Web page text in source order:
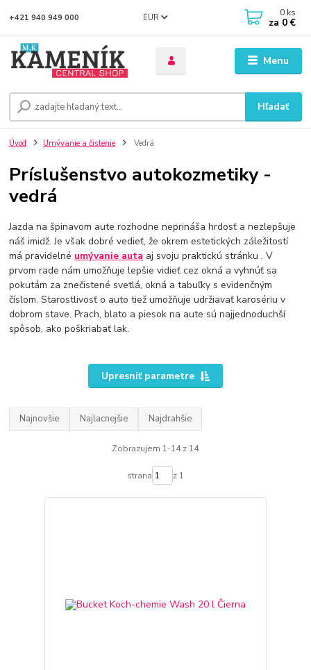
Menu
EUR
Hľadať
+421 940 949 000 0 ks
za 0 €
Úvod Umývanie a čistenie Vedrá
Príslušenstvo autokozmetiky -
vedrá
Jazda na špinavom aute rozhodne neprináša hrdosť a nezlepšuje
náš imidž. Je však dobré vedieť, že okrem estetických záležitostí
má pravidelné umývanie auta aj svoju praktickú stránku . V
prvom rade nám umožňuje lepšie vidieť cez okná a vyhnúť sa
pokutám za znečistené svetlá, okná a tabuľky s evidenčným
číslom. Starostlivosť o auto tiež umožňuje udržiavať karosériu v
dobrom stave. Prach, blato a piesok na aute sú najjednoduchší
spôsob, ako poškriabať lak.
Upresniť parametre
Najnovšie Najlacnejšie Najdrahšie
Zobrazujem 1-14 z 14
strana z 1